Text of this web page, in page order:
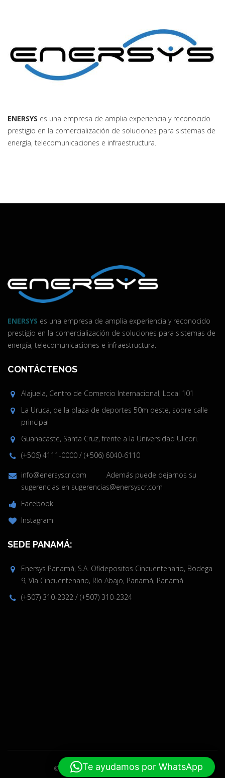
ENERSYS es una empresa de amplia experiencia y reconocido
prestigio en la comercialización de soluciones para sistemas de
energía, telecomunicaciones e infraestructura.
ENERSYS es una empresa de amplia experiencia y reconocido
prestigio en la comercialización de soluciones para sistemas de
energía, telecomunicaciones e infraestructura.
CONTÁCTENOS
Alajuela, Centro de Comercio Internacional, Local 101
La Uruca, de la plaza de deportes 50m oeste, sobre calle
principal
Guanacaste, Santa Cruz, frente a la Universidad Ulicori.
(+506) 4111-0000 / (+506) 6040-6110
info@enersyscr.com
Además puede dejarnos su
sugerencias en sugerencias@enersyscr.com
Facebook
Instagram
SEDE PANAMÁ:
Enersys Panamá, S.A. Ofidepositos Cincuentenario, Bodega
9, Vía Cincuentenario, Río Abajo, Panamá, Panamá
(+507) 310-2322 / (+507) 310-2324
© 2019-2024 Enersys. Hecho por ELPW
Te ayudamos por WhatsApp